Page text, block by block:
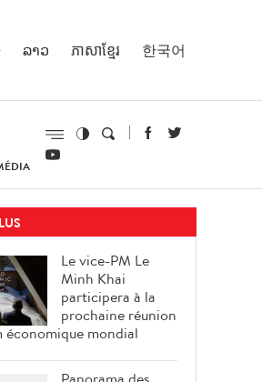
ລາວ ភាសាខ្មែរ 한국어
Le vice-PM Le
Minh Khai
participera à la
prochaine réunion
économique mondial